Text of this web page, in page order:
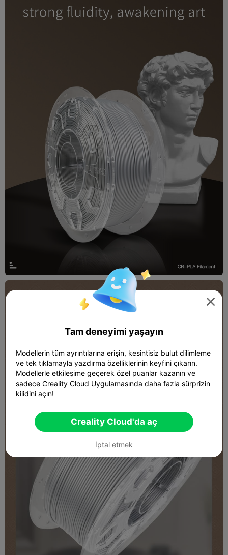

Tam deneyimi yaşayın
Modellerin tüm ayrıntılarına erişin, kesintisiz bulut dilimleme
ve tek tıklamayla yazdırma özelliklerinin keyfini çıkarın.
Modellerle etkileşime geçerek özel puanlar kazanın ve
sadece Creality Cloud Uygulamasında daha fazla sürprizin
kilidini açın!
Creality Cloud'da aç
İptal etmek